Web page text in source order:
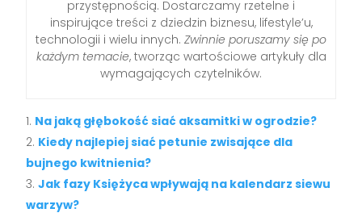
przystępnością. Dostarczamy rzetelne i
inspirujące treści z dziedzin biznesu, lifestyle’u,
technologii i wielu innych. Zwinnie poruszamy się po
każdym temacie, tworząc wartościowe artykuły dla
wymagających czytelników.
Na jaką głębokość siać aksamitki w ogrodzie?
Kiedy najlepiej siać petunie zwisające dla
bujnego kwitnienia?
Jak fazy Księżyca wpływają na kalendarz siewu
warzyw?